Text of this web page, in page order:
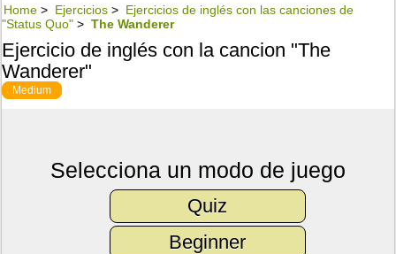
Home > Ejercicios > Ejercicios de inglés con las canciones de
"Status Quo" > The Wanderer
Ejercicio de inglés con la cancion "The
Wanderer"
Medium
Selecciona un modo de juego
Quiz
Beginner